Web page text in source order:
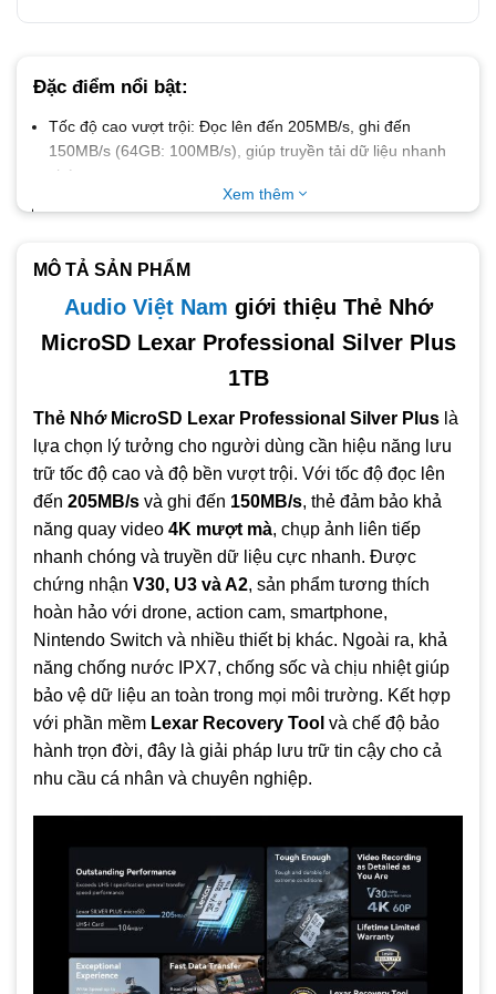
Đặc điểm nổi bật:
Tốc độ cao vượt trội: Đọc lên đến 205MB/s, ghi đến
150MB/s (64GB: 100MB/s), giúp truyền tải dữ liệu nhanh
chóng.
Hỗ trợ quay video 4K mượt mà:Đạt chuẩnV30, U3, đảm
Độ bền đạt chuẩn IPX7:
liệu an toàn.
Tương thích đa thiết bị:Hoạt động tốt với drone, action
cam, smartphone, Nintendo Switch, Steam Deck và máy
giúp khôi phục dữ liệu đã xóa nhầm.
Phụ kiện đi kèm:
Có SD adapter cho phép sử dụng với
nhiều thiết bị hơn.
Bảo hành lâu dài:
Bảo hành 10 năm đảm bảo sự yên tâm
khi sử dụng.
Xem thêm
MÔ TẢ SẢN PHẨM
Audio Việt Nam giới thiệu Thẻ Nhớ
MicroSD Lexar Professional Silver Plus
1TB
Thẻ Nhớ MicroSD Lexar Professional Silver Plus là
lựa chọn lý tưởng cho người dùng cần hiệu năng lưu
trữ tốc độ cao và độ bền vượt trội. Với tốc độ đọc lên
đến 205MB/s và ghi đến 150MB/s, thẻ đảm bảo khả
năng quay video 4K mượt mà, chụp ảnh liên tiếp
nhanh chóng và truyền dữ liệu cực nhanh. Được
chứng nhận V30, U3 và A2, sản phẩm tương thích
hoàn hảo với drone, action cam, smartphone,
Nintendo Switch và nhiều thiết bị khác. Ngoài ra, khả
năng chống nước IPX7, chống sốc và chịu nhiệt giúp
bảo vệ dữ liệu an toàn trong mọi môi trường. Kết hợp
với phần mềm Lexar Recovery Tool và chế độ bảo
hành trọn đời, đây là giải pháp lưu trữ tin cậy cho cả
nhu cầu cá nhân và chuyên nghiệp.